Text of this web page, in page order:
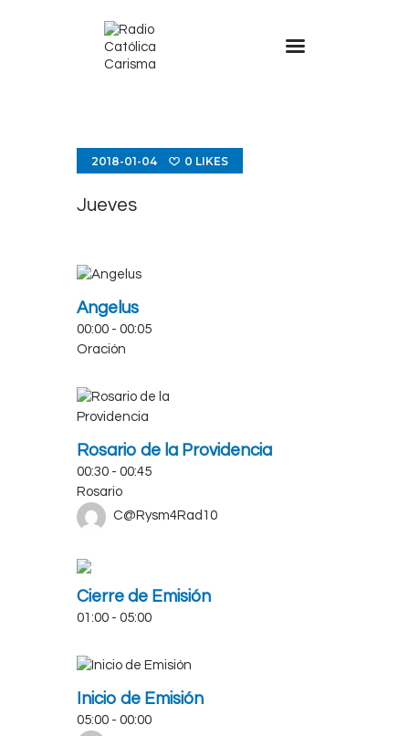
2018-01-04 0 LIKES
Jueves
Angelus
00:00 - 00:05
Oración
Rosario de la Providencia
00:30 - 00:45
Rosario
C@Rysm4Rad10
Cierre de Emisión
01:00 - 05:00
Inicio de Emisión
05:00 - 00:00